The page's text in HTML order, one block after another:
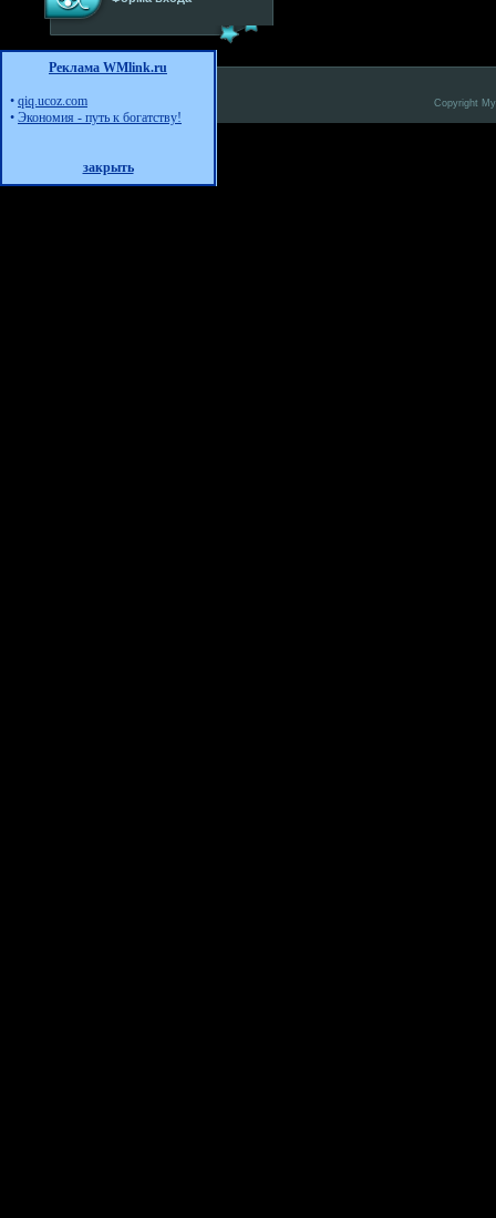
Реклама WMlink.ru
• qiq.ucoz.com
• Экономия - путь к богатству!
закрыть
Copyright